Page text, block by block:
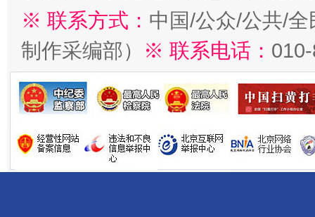
※ 联系方式： 中国/公众/公共/
制作采编部）
※ 联系电话：